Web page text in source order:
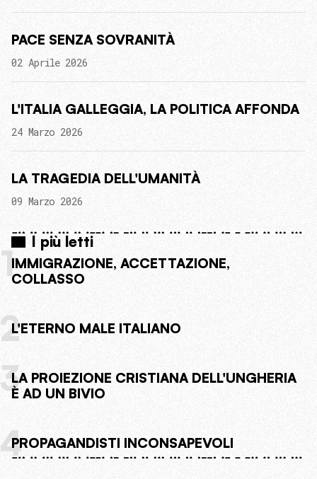
PACE SENZA SOVRANITÀ
02 Aprile 2026
L'ITALIA GALLEGGIA, LA POLITICA AFFONDA
24 Marzo 2026
LA TRAGEDIA DELL'UMANITÀ
09 Marzo 2026
I più letti
1IMMIGRAZIONE, ACCETTAZIONE,
COLLASSO
2L'ETERNO MALE ITALIANO
3LA PROIEZIONE CRISTIANA DELL'UNGHERIA
È AD UN BIVIO
4PROPAGANDISTI INCONSAPEVOLI